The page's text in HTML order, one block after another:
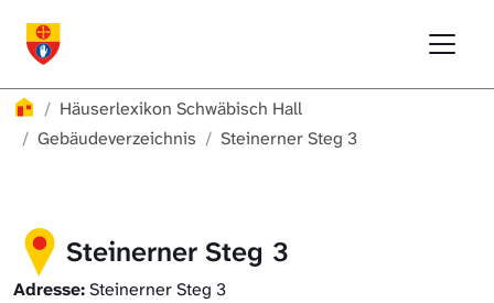
Häuserlexikon
Häuserlexikon Schwäbisch Hall
Gebäudeverzeichnis
Steinerner Steg 3
Steinerner Steg 3
Adresse:Steinerner Steg 3
Häuserlexikon Steinbach
Digitale Nachschlagewerke